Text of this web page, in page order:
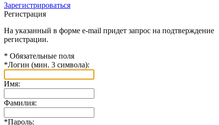
Зарегистрироваться
Регистрация
На указанный в форме e-mail придет запрос на подтверждение
регистрации.
* Обязательные поля
*Логин (мин. 3 символа):
Имя:
Фамилия:
*Пароль: